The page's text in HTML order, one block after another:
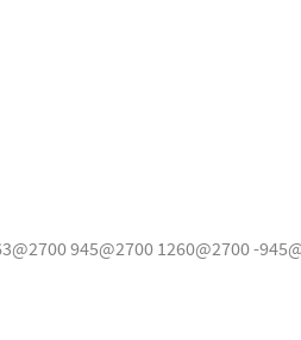
945@2700 1260@2700 -